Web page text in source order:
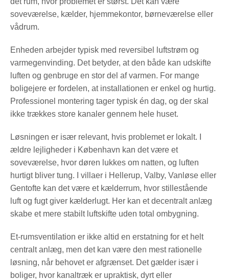
soveværelse, kælder, hjemmekontor, børneværelse eller
vådrum.
Enheden arbejder typisk med reversibel luftstrøm og
varmegenvinding. Det betyder, at den både kan udskifte
luften og genbruge en stor del af varmen. For mange
boligejere er fordelen, at installationen er enkel og hurtig.
Professionel montering tager typisk én dag, og der skal
ikke trækkes store kanaler gennem hele huset.
Løsningen er især relevant, hvis problemet er lokalt. I
ældre lejligheder i København kan det være et
soveværelse, hvor døren lukkes om natten, og luften
hurtigt bliver tung. I villaer i Hellerup, Valby, Vanløse eller
Gentofte kan det være et kælderrum, hvor stillestående
luft og fugt giver kælderlugt. Her kan et decentralt anlæg
skabe et mere stabilt luftskifte uden total ombygning.
Et-rumsventilation er ikke altid en erstatning for et helt
centralt anlæg, men det kan være den mest rationelle
løsning, når behovet er afgrænset. Det gælder især i
boliger, hvor kanaltræk er upraktisk, dyrt eller